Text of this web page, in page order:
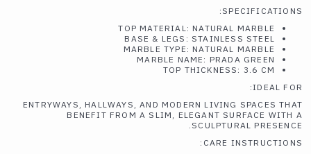
SPECIFICATIONS:
TOP MATERIAL: NATURAL MARBLE
BASE & LEGS: STAINLESS STEEL
MARBLE TYPE: NATURAL MARBLE
MARBLE NAME: PRADA GREEN
TOP THICKNESS: 3.6 CM
IDEAL FOR:
ENTRYWAYS, HALLWAYS, AND MODERN LIVING SPACES THAT
BENEFIT FROM A SLIM, ELEGANT SURFACE WITH A
SCULPTURAL PRESENCE.
CARE INSTRUCTIONS: